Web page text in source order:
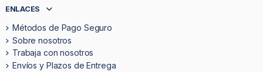
ENLACES
Métodos de Pago Seguro
Sobre nosotros
Trabaja con nosotros
Envíos y Plazos de Entrega